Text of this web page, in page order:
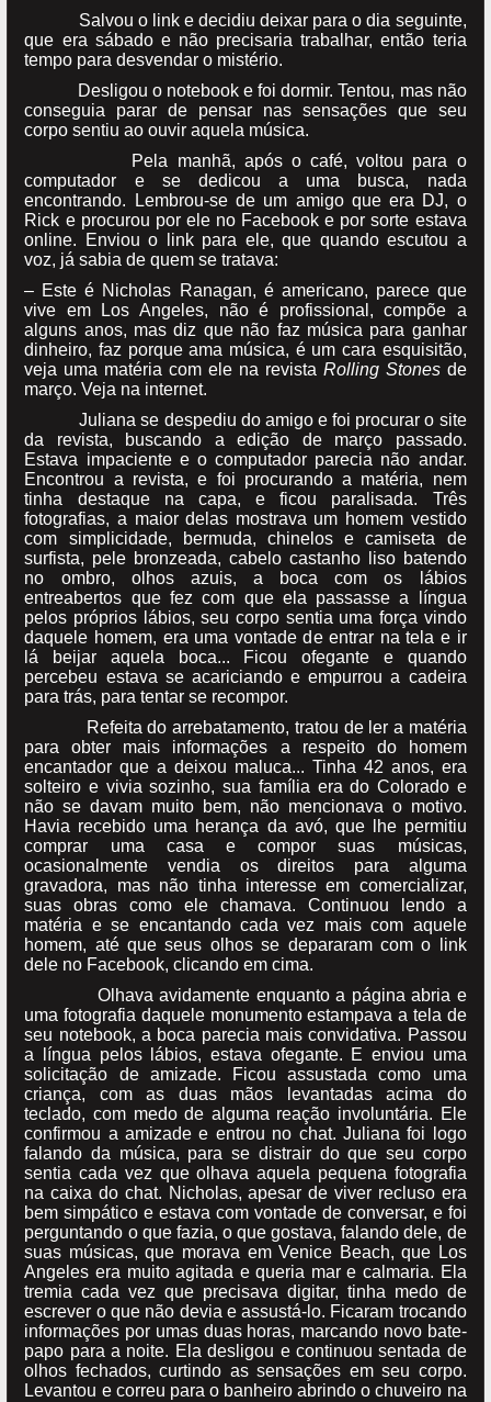
Salvou o link e decidiu deixar para o dia seguinte,
que era sábado e não precisaria trabalhar, então teria
tempo para desvendar o mistério.
Desligou o notebook e foi dormir. Tentou, mas não
conseguia parar de pensar nas sensações que seu
corpo sentiu ao ouvir aquela música.
Pela manhã, após o café, voltou para o
computador e se dedicou a uma busca, nada
encontrando. Lembrou-se de um amigo que era DJ, o
Rick e procurou por ele no Facebook e por sorte estava
online. Enviou o link para ele, que quando escutou a
voz, já sabia de quem se tratava:
– Este é Nicholas Ranagan, é americano, parece que
vive em Los Angeles, não é profissional, compõe a
alguns anos, mas diz que não faz música para ganhar
dinheiro, faz porque ama música, é um cara esquisitão,
veja uma matéria com ele na revista Rolling Stonesde
março. Veja na internet.
Juliana se despediu do amigo e foi procurar o site
da revista, buscando a edição de março passado.
Estava impaciente e o computador parecia não andar.
Encontrou a revista, e foi procurando a matéria, nem
tinha destaque na capa, e ficou paralisada. Três
fotografias, a maior delas mostrava um homem vestido
com simplicidade, bermuda, chinelos e camiseta de
surfista, pele bronzeada, cabelo castanho liso batendo
no ombro, olhos azuis, a boca com os lábios
entreabertos que fez com que ela passasse a língua
pelos próprios lábios, seu corpo sentia uma força vindo
daquele homem, era uma vontade de entrar na tela e ir
lá beijar aquela boca... Ficou ofegante e quando
percebeu estava se acariciando e empurrou a cadeira
para trás, para tentar se recompor.
Refeita do arrebatamento, tratou de ler a matéria
para obter mais informações a respeito do homem
encantador que a deixou maluca... Tinha 42 anos, era
solteiro e vivia sozinho, sua família era do Colorado e
não se davam muito bem, não mencionava o motivo.
Havia recebido uma herança da avó, que lhe permitiu
comprar uma casa e compor suas músicas,
ocasionalmente vendia os direitos para alguma
gravadora, mas não tinha interesse em comercializar,
suas obras como ele chamava. Continuou lendo a
matéria e se encantando cada vez mais com aquele
homem, até que seus olhos se depararam com o link
dele no Facebook, clicando em cima.
Olhava avidamente enquanto a página abria e
uma fotografia daquele monumento estampava a tela de
seu notebook, a boca parecia mais convidativa. Passou
a língua pelos lábios, estava ofegante. E enviou uma
solicitação de amizade. Ficou assustada como uma
criança, com as duas mãos levantadas acima do
teclado, com medo de alguma reação involuntária. Ele
confirmou a amizade e entrou no chat. Juliana foi logo
falando da música, para se distrair do que seu corpo
sentia cada vez que olhava aquela pequena fotografia
na caixa do chat. Nicholas, apesar de viver recluso era
bem simpático e estava com vontade de conversar, e foi
perguntando o que fazia, o que gostava, falando dele, de
suas músicas, que morava em Venice Beach, que Los
Angeles era muito agitada e queria mar e calmaria. Ela
tremia cada vez que precisava digitar, tinha medo de
escrever o que não devia e assustá-lo. Ficaram trocando
informações por umas duas horas, marcando novo bate-
papo para a noite. Ela desligou e continuou sentada de
olhos fechados, curtindo as sensações em seu corpo.
Levantou e correu para o banheiro abrindo o chuveiro na